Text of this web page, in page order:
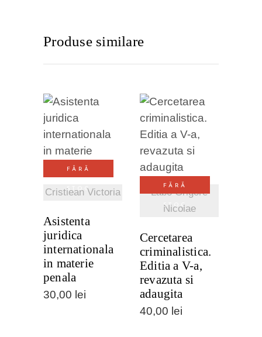
Produse similare
FĂRĂ
STOC
Cristiean Victoria
VEZI
DETALII
Asistenta
juridica
internationala
in materie
penala
30,00 lei
FĂRĂ
STOC
Labo Grigore
Nicolae
DETALII
Cercetarea
criminalistica.
Editia a V-a,
revazuta si
adaugita
40,00 lei